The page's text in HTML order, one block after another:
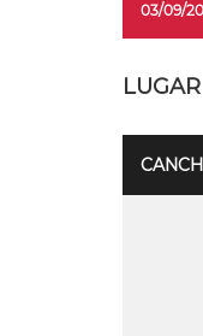
03/09/
LUGAR